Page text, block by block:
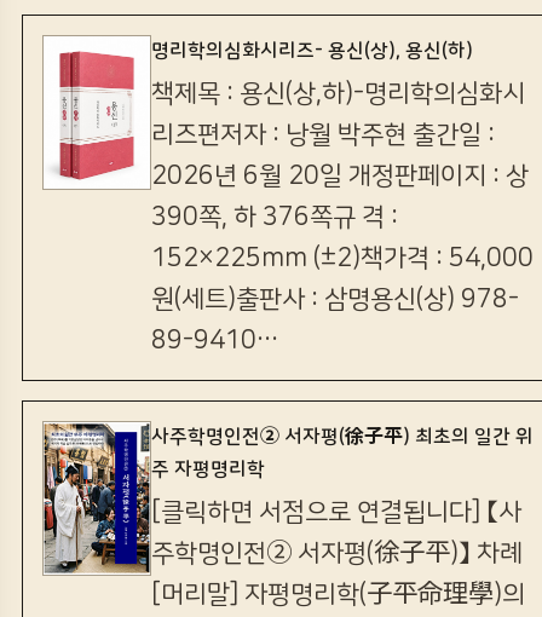
명리학의심화시리즈- 용신(상), 용신(하)
책제목 : 용신(상,하)-명리학의심화시
리즈편저자 : 낭월 박주현 출간일 :
2026년 6월 20일 개정판페이지 : 상
390쪽, 하 376쪽규 격 :
152×225mm (±2)책가격 : 54,000
원(세트)출판사 : 삼명용신(상) 978-
89-9410…
사주학명인전② 서자평(徐子平) 최초의 일간 위
주 자평명리학
[클릭하면 서점으로 연결됩니다] 【사
주학명인전② 서자평(徐子平)】 차례
[머리말] 자평명리학(子平命理學)의